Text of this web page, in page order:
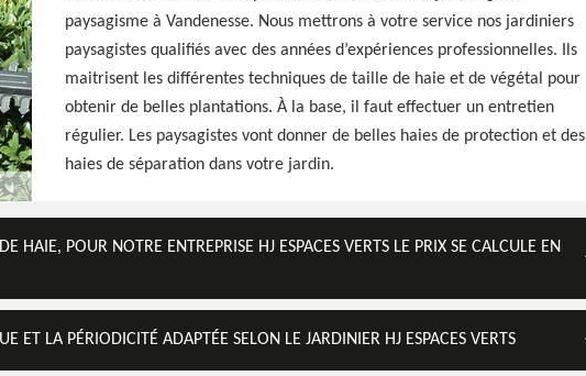
paysagisme à Vandenesse. Nous mettrons à votre service nos jardiniers
paysagistes qualifiés avec des années d’expériences professionnelles. Ils
maitrisent les différentes techniques de taille de haie et de végétal pour
obtenir de belles plantations. À la base, il faut effectuer un entretien
régulier. Les paysagistes vont donner de belles haies de protection et des
haies de séparation dans votre jardin.
HAIE, POUR NOTRE ENTREPRISE HJ ESPACES VERTS LE PRIX SE CALCULE EN
ET LA PÉRIODICITÉ ADAPTÉE SELON LE JARDINIER HJ ESPACES VERTS